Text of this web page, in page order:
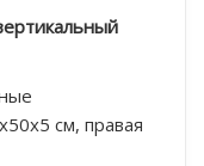
см, правая